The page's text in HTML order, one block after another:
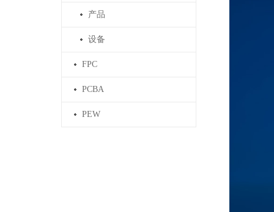
产品
设备
FPC
PCBA
PEW